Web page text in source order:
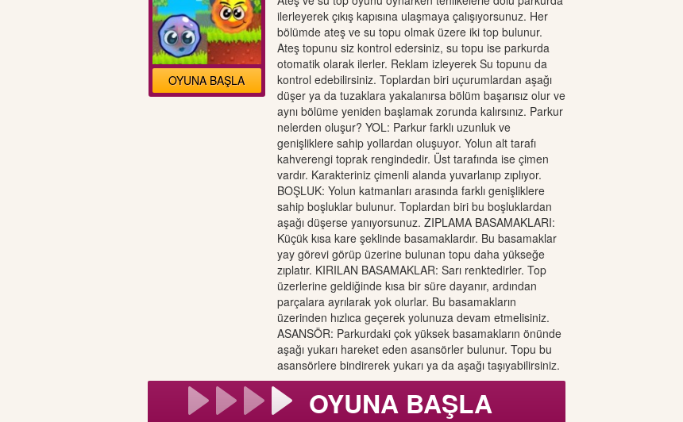
OYUNA BAŞLA
ilerleyerek çıkış kapısına ulaşmaya çalışıyorsunuz. Her
bölümde ateş ve su topu olmak üzere iki top bulunur.
Ateş topunu siz kontrol edersiniz, su topu ise parkurda
otomatik olarak ilerler. Reklam izleyerek Su topunu da
kontrol edebilirsiniz. Toplardan biri uçurumlardan aşağı
düşer ya da tuzaklara yakalanırsa bölüm başarısız olur ve
aynı bölüme yeniden başlamak zorunda kalırsınız. Parkur
nelerden oluşur? YOL: Parkur farklı uzunluk ve
genişliklere sahip yollardan oluşuyor. Yolun alt tarafı
kahverengi toprak rengindedir. Üst tarafında ise çimen
vardır. Karakteriniz çimenli alanda yuvarlanıp zıplıyor.
BOŞLUK: Yolun katmanları arasında farklı genişliklere
sahip boşluklar bulunur. Toplardan biri bu boşluklardan
aşağı düşerse yanıyorsunuz. ZIPLAMA BASAMAKLARI:
Küçük kısa kare şeklinde basamaklardır. Bu basamaklar
yay görevi görüp üzerine bulunan topu daha yükseğe
zıplatır. KIRILAN BASAMAKLAR: Sarı renktedirler. Top
üzerlerine geldiğinde kısa bir süre dayanır, ardından
parçalara ayrılarak yok olurlar. Bu basamakların
üzerinden hızlıca geçerek yolunuza devam etmelisiniz.
ASANSÖR: Parkurdaki çok yüksek basamakların önünde
aşağı yukarı hareket eden asansörler bulunur. Topu bu
asansörlere bindirerek yukarı ya da aşağı taşıyabilirsiniz.
OYUNA BAŞLA